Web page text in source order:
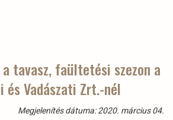
tavasz, faültetési szezon a
és Vadászati Zrt.-nél
Megjelenítés dátuma: 2020. március 04.